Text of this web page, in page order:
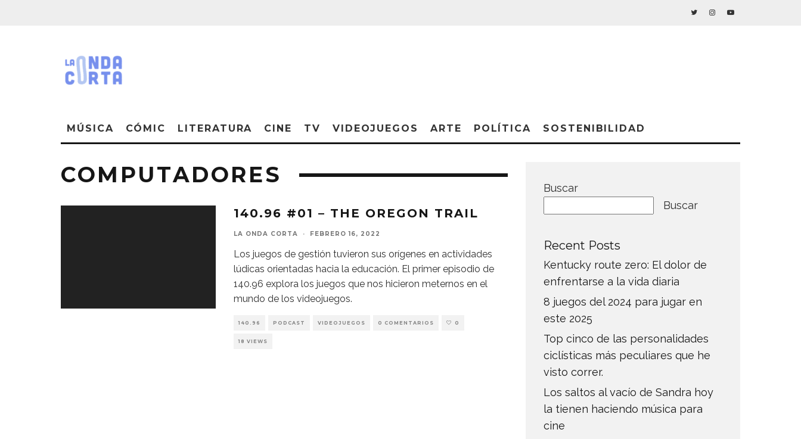
MÚSICA CÓMIC LITERATURA CINE TV VIDEOJUEGOS ARTE POLÍTICA SOSTENIBILIDAD
COMPUTADORES
140.96 #01 – THE OREGON TRAIL
LA ONDA CORTA · FEBRERO 16, 2022
Los juegos de gestión tuvieron sus orígenes en actividades
lúdicas orientadas hacia la educación. El primer episodio de
140.96 explora los juegos que nos hicieron meternos en el
mundo de los videojuegos.
140.96 PODCAST VIDEOJUEGOS 0 COMENTARIOS 0
18 VIEWS
Buscar
Buscar
Recent Posts
Kentucky route zero: El dolor de
enfrentarse a la vida diaria
8 juegos del 2024 para jugar en
este 2025
Top cinco de las personalidades
ciclísticas más peculiares que he
visto correr.
Los saltos al vacío de Sandra hoy
la tienen haciendo música para
cine